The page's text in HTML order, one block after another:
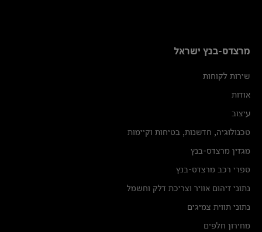
מרצדס-בנץ ישראל
שירות לקוחות
אודות
עיצוב
טכנולוגיה, חדשנות, בטיחות וקיימות
מגזין מרצדס-בנץ
ספרי רכב מרצדס-בנץ
נתוני זיהום אוויר וצריכת דלק וחשמל
נתוני תווית צמיגים
מחירון חלפים